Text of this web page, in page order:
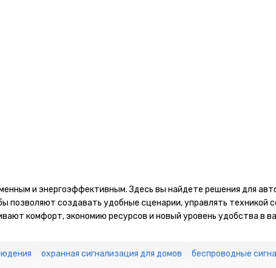
и энергоэффективным. Здесь вы найдете решения для
создавать удобные сценарии, управлять техникой
комфорт, экономию ресурсов и новый уровень удобства в
охранная сигнализация для домов беспроводные